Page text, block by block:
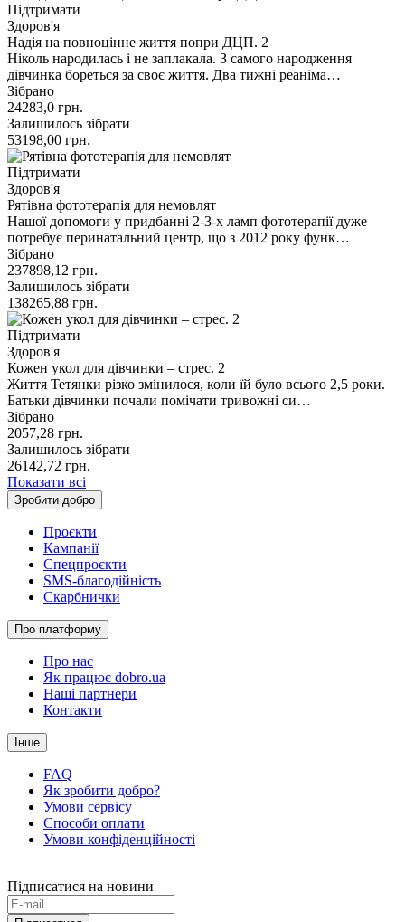
Підтримати
Здоров'я
Надія на повноцінне життя попри ДЦП. 2
Ніколь народилась і не заплакала. З самого народження
дівчинка бореться за своє життя. Два тижні реаніма…
Зібрано
24283,0 грн.
Залишилось зібрати
53198,00 грн.
Підтримати
Здоров'я
Рятівна фототерапія для немовлят
Нашої допомоги у придбанні 2-3-х ламп фототерапії дуже
потребує перинатальний центр, що з 2012 року функ…
Зібрано
237898,12 грн.
Залишилось зібрати
138265,88 грн.
Підтримати
Здоров'я
Кожен укол для дівчинки – стрес. 2
Життя Тетянки різко змінилося, коли їй було всього 2,5 роки.
Батьки дівчинки почали помічати тривожні си…
Зібрано
2057,28 грн.
Залишилось зібрати
26142,72 грн.
Показати всі
Зробити добро
Проєкти
Кампанії
Спецпроєкти
SMS-благодійність
Скарбнички
Про платформу
Про нас
Як працює dobro.ua
Наші партнери
Контакти
Інше
FAQ
Як зробити добро?
Умови сервісу
Способи оплати
Умови конфіденційності
Підписатися на новини